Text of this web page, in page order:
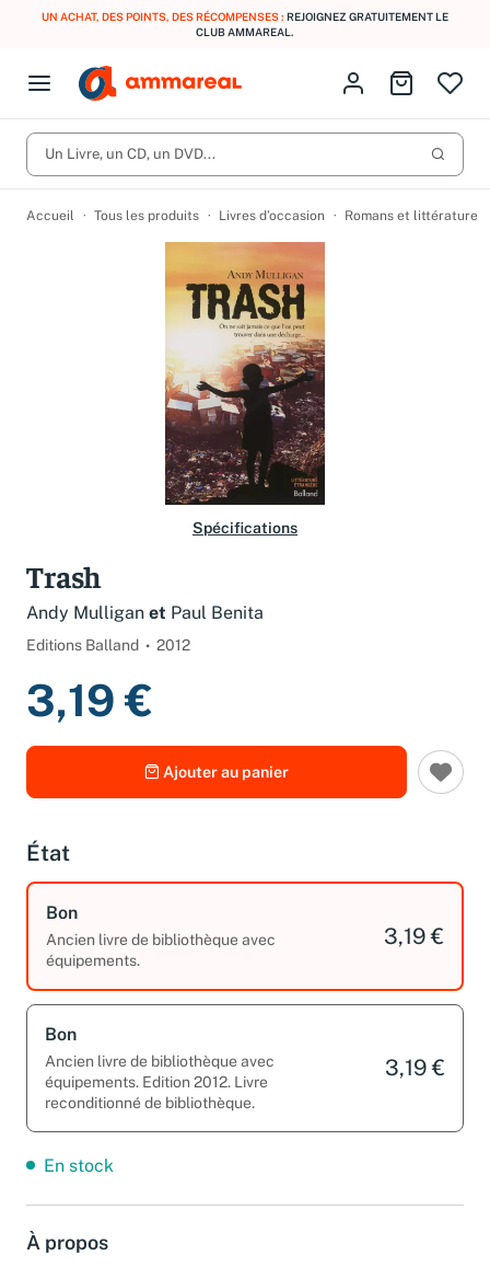
UN ACHAT, DES POINTS, DES RÉCOMPENSES : REJOIGNEZ GRATUITEMENT LE
CLUB AMMAREAL.
Open menu
Fermer le menu
CD d'occasion
Vinyles d'occasion
Meilleures ventes
Nos engagements
Produits Catégories
Vous n'avez pas trouvé l'article que vous cherchiez ?
Activez les notifications dans votre compte pour être alerté dès
qu'il est en stock.
Créer une alerte
Identifiez-vous
Aller au
Un Livre, un CD, un DVD...
Accueil Tous les produits Livres d’occasion Romans et littérature
Spécifications
Trash
Andy Mulligan et Paul Benita
Editions Balland 2012
3,19 €
Ajouter au panier
État
Bon
Ancien livre de bibliothèque avec
équipements.
3,19 €
Bon
Ancien livre de bibliothèque avec
équipements. Edition 2012. Livre
reconditionné de bibliothèque.
3,19 €
En stock
À propos